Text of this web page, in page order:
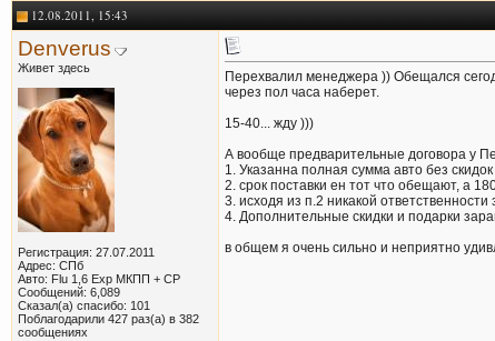
12.08.2011, 15:43
Denverus
Живет здесь
Регистрация: 27.07.2011
Адрес: СПб
Авто: Flu 1,6 Exp МКПП + СР
Сообщений: 6,089
Сказал(а) спасибо: 101
Поблагодарили 427 раз(а) в 382
сообщениях
Перехвалил менеджера )) Обещался
через пол часа наберет.
15-40... жду )))
А вообще предварительные договора у
1. Указанна полная сумма авто без скидок
2. срок поставки ен тот что обещают, а
3. исходя из п.2 никакой
4. Дополнительные скидки и подарки
в общем я очень сильно и неприятно